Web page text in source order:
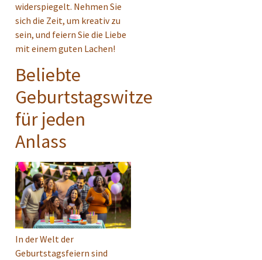
widerspiegelt. Nehmen Sie
sich die Zeit, um kreativ zu
sein, und feiern Sie die Liebe
mit einem guten Lachen!
Beliebte
Geburtstagswitze
für jeden
Anlass
In der Welt der
Geburtstagsfeiern sind